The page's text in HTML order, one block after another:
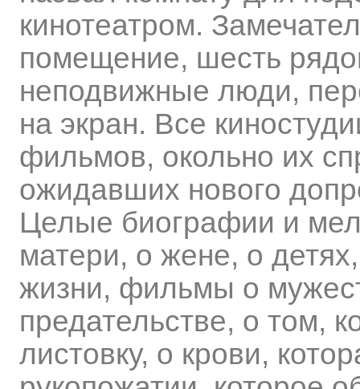
кинотеатром.
помещение, шесть
неподвижные люди,
на экран. Все
фильмов, окольно их
ожидавших нового
Целые биографии и
матери, о жене, о
жизни, фильмы о
предательстве, о том,
листовку, о крови,